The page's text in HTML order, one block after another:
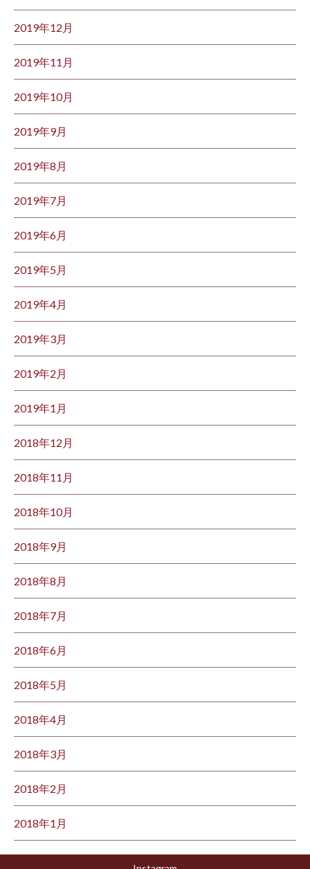
2019年12月
2019年11月
2019年10月
2019年9月
2019年8月
2019年7月
2019年6月
2019年5月
2019年4月
2019年3月
2019年2月
2019年1月
2018年12月
2018年11月
2018年10月
2018年9月
2018年8月
2018年7月
2018年6月
2018年5月
2018年4月
2018年3月
2018年2月
2018年1月